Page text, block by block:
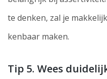
te denken, zal je
kenbaar maken.
Tip 5. Wees